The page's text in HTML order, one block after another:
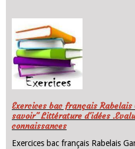
26 questions / Correction
Faire le quiz
Exercices bac
Gargantua
Evaluez votre
connaissances-
exercices